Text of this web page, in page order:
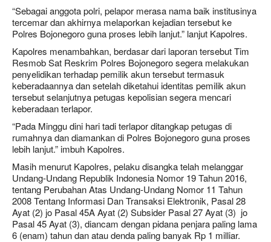
“Sebagai anggota polri, pelapor merasa nama baik institusinya
tercemar dan akhirnya melaporkan kejadian tersebut ke
Polres Bojonegoro guna proses lebih lanjut.” lanjut Kapolres.
Kapolres menambahkan, berdasar dari laporan tersebut Tim
Resmob Sat Reskrim Polres Bojonegoro segera melakukan
penyelidikan terhadap pemilik akun tersebut termasuk
keberadaannya dan setelah diketahui identitas pemilik akun
tersebut selanjutnya petugas kepolisian segera mencari
keberadaan terlapor.
“Pada Minggu dini hari tadi terlapor ditangkap petugas di
rumahnya dan diamankan di Polres Bojonegoro guna proses
lebih lanjut.” imbuh Kapolres.
Masih menurut Kapolres, pelaku disangka telah melanggar
Undang-Undang Republik Indonesia Nomor 19 Tahun 2016,
tentang Perubahan Atas Undang-Undang Nomor 11 Tahun
2008 Tentang Informasi Dan Transaksi Elektronik, Pasal 28
Ayat (2) jo Pasal 45A Ayat (2) Subsider Pasal 27 Ayat (3) jo
Pasal 45 Ayat (3), diancam dengan pidana penjara paling lama
6 (enam) tahun dan atau denda paling banyak Rp 1 milliar.